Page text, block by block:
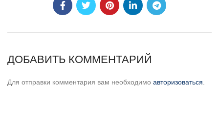
ДОБАВИТЬ КОММЕНТАРИЙ
Для отправки комментария вам необходимо авторизоваться